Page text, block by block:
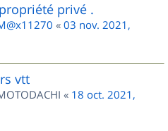
privé .
« 03 nov. 2021,
vtt
« 18 oct. 2021,